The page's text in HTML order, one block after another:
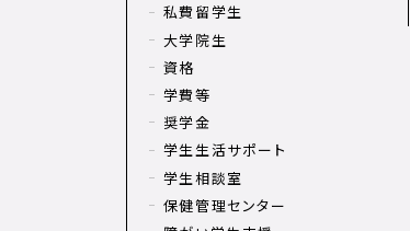
私費留学生
大学院生
資格
学費等
奨学金
学生生活サポート
学生相談室
保健管理センター